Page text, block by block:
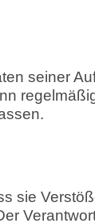
seiner
sie